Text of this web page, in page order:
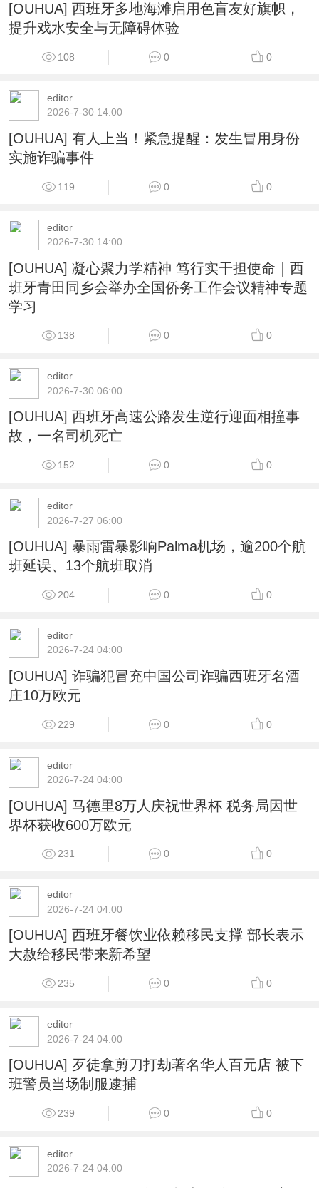
[OUHUA] 西班牙多地海滩启用色盲友好旗帜，
提升戏水安全与无障碍体验
108 0 0
editor
2026-7-30 14:00
[OUHUA] 有人上当！紧急提醒：发生冒用身份
实施诈骗事件
119 0 0
editor
2026-7-30 14:00
[OUHUA] 凝心聚力学精神 笃行实干担使命｜西
班牙青田同乡会举办全国侨务工作会议精神专题
学习
138 0 0
editor
2026-7-30 06:00
[OUHUA] 西班牙高速公路发生逆行迎面相撞事
故，一名司机死亡
152 0 0
editor
2026-7-27 06:00
[OUHUA] 暴雨雷暴影响Palma机场，逾200个航
班延误、13个航班取消
204 0 0
editor
2026-7-24 04:00
[OUHUA] 诈骗犯冒充中国公司诈骗西班牙名酒
庄10万欧元
229 0 0
editor
2026-7-24 04:00
[OUHUA] 马德里8万人庆祝世界杯 税务局因世
界杯获收600万欧元
231 0 0
editor
2026-7-24 04:00
[OUHUA] 西班牙餐饮业依赖移民支撑 部长表示
大赦给移民带来新希望
235 0 0
editor
2026-7-24 04:00
[OUHUA] 歹徒拿剪刀打劫著名华人百元店 被下
班警员当场制服逮捕
239 0 0
editor
2026-7-24 04:00